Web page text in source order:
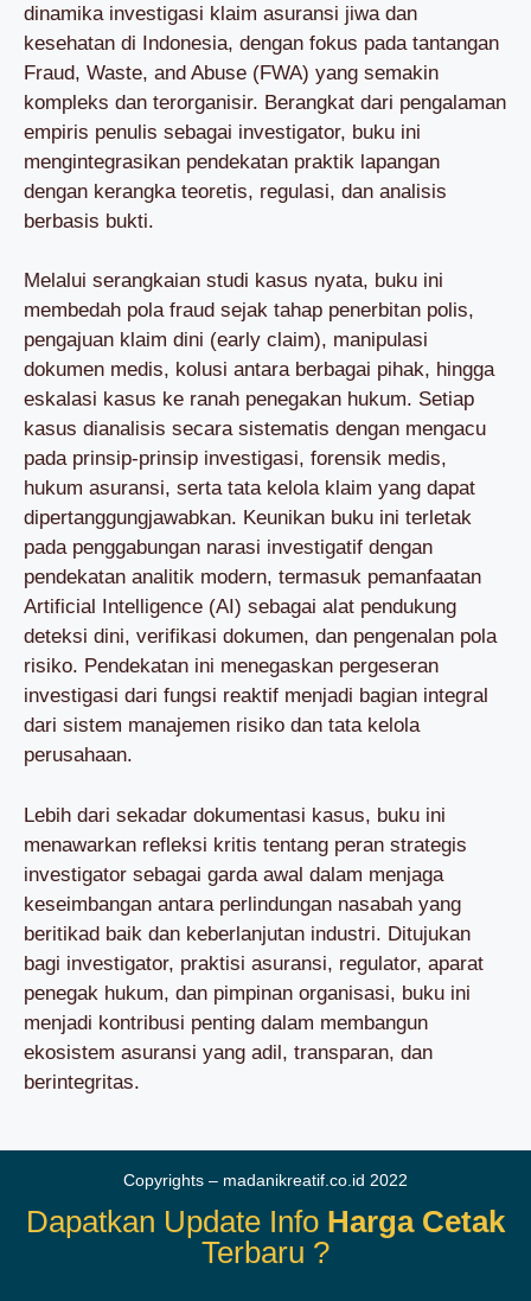
dinamika investigasi klaim asuransi jiwa dan
kesehatan di Indonesia, dengan fokus pada tantangan
Fraud, Waste, and Abuse (FWA) yang semakin
kompleks dan terorganisir. Berangkat dari pengalaman
empiris penulis sebagai investigator, buku ini
mengintegrasikan pendekatan praktik lapangan
dengan kerangka teoretis, regulasi, dan analisis
berbasis bukti.
Melalui serangkaian studi kasus nyata, buku ini
membedah pola fraud sejak tahap penerbitan polis,
pengajuan klaim dini (early claim), manipulasi
dokumen medis, kolusi antara berbagai pihak, hingga
eskalasi kasus ke ranah penegakan hukum. Setiap
kasus dianalisis secara sistematis dengan mengacu
pada prinsip-prinsip investigasi, forensik medis,
hukum asuransi, serta tata kelola klaim yang dapat
dipertanggungjawabkan. Keunikan buku ini terletak
pada penggabungan narasi investigatif dengan
pendekatan analitik modern, termasuk pemanfaatan
Artificial Intelligence (AI) sebagai alat pendukung
deteksi dini, verifikasi dokumen, dan pengenalan pola
risiko. Pendekatan ini menegaskan pergeseran
investigasi dari fungsi reaktif menjadi bagian integral
dari sistem manajemen risiko dan tata kelola
perusahaan.
Lebih dari sekadar dokumentasi kasus, buku ini
menawarkan refleksi kritis tentang peran strategis
investigator sebagai garda awal dalam menjaga
keseimbangan antara perlindungan nasabah yang
beritikad baik dan keberlanjutan industri. Ditujukan
bagi investigator, praktisi asuransi, regulator, aparat
penegak hukum, dan pimpinan organisasi, buku ini
menjadi kontribusi penting dalam membangun
ekosistem asuransi yang adil, transparan, dan
berintegritas.
Copyrights – madanikreatif.co.id 2022
Dapatkan Update Info Harga Cetak
Terbaru ?